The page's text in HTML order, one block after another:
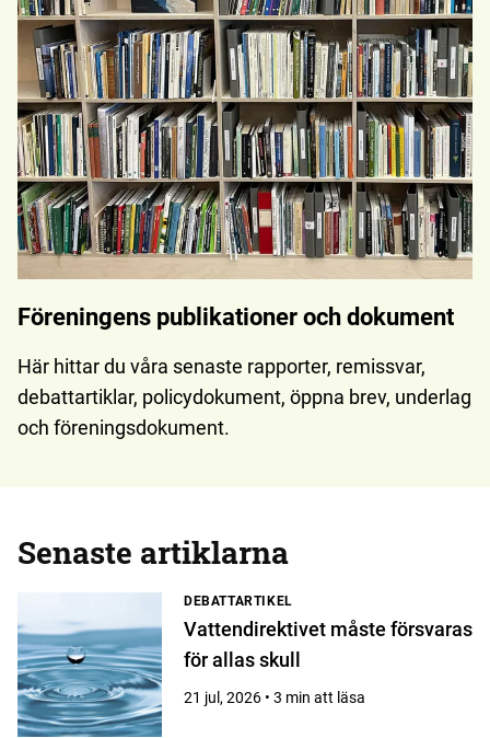
Föreningens publikationer och dokument
Här hittar du våra senaste rapporter, remissvar,
debattartiklar, policydokument, öppna brev, underlag
och föreningsdokument.
Senaste artiklarna
DEBATTARTIKEL
Vattendirektivet måste försvaras
för allas skull
21 jul, 2026 • 3 min att läsa